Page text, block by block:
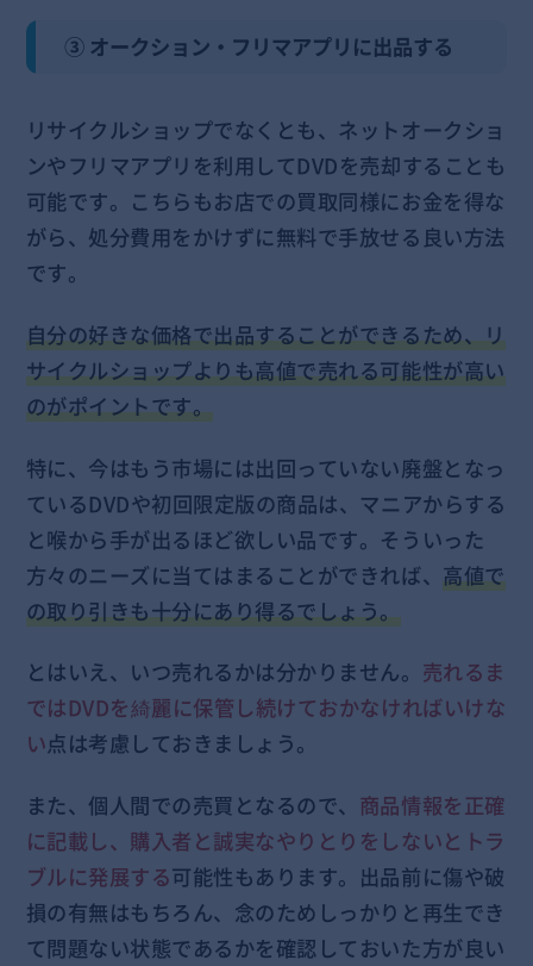
③ オークション・フリマアプリに出品する
リサイクルショップでなくとも、ネットオークショ
ンやフリマアプリを利用してDVDを売却することも
可能です。こちらもお店での買取同様にお金を得な
がら、処分費用をかけずに無料で手放せる良い方法
です。
自分の好きな価格で出品することができるため、リ
サイクルショップよりも高値で売れる可能性が高い
のがポイントです。
特に、今はもう市場には出回っていない廃盤となっ
ているDVDや初回限定版の商品は、マニアからする
と喉から手が出るほど欲しい品です。そういった
方々のニーズに当てはまることができれば、高値で
の取り引きも十分にあり得るでしょう。
とはいえ、いつ売れるかは分かりません。 売れるま
ではDVDを綺麗に保管し続けておかなければいけな
い点は考慮しておきましょう。
また、個人間での売買となるので、 商品情報を正確
に記載し、購入者と誠実なやりとりをしないとトラ
ブルに発展する可能性もあります。出品前に傷や破
損の有無はもちろん、念のためしっかりと再生でき
て問題ない状態であるかを確認しておいた方が良い